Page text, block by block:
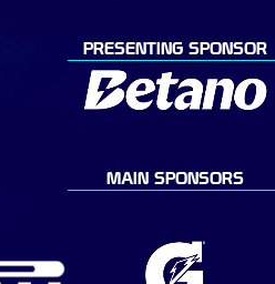
PRESENTING SPONSOR
MAIN SPONSORS